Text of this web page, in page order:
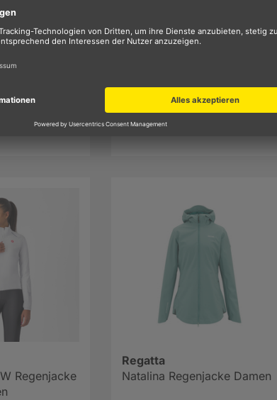
statt
Gore
statt 279.
192.-
Regenjacke
Regatta
Natalina Regenjacke Damen